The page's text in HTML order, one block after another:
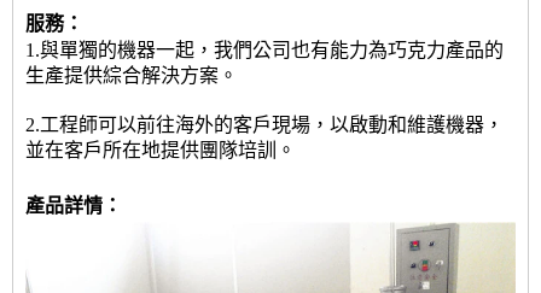
服務：
1.與單獨的機器一起，我們公司也有能力為巧克力產品的
生產提供綜合解決方案。
2.工程師可以前往海外的客戶現場，以啟動和維護機器，
並在客戶所在地提供團隊培訓。
產品詳情：